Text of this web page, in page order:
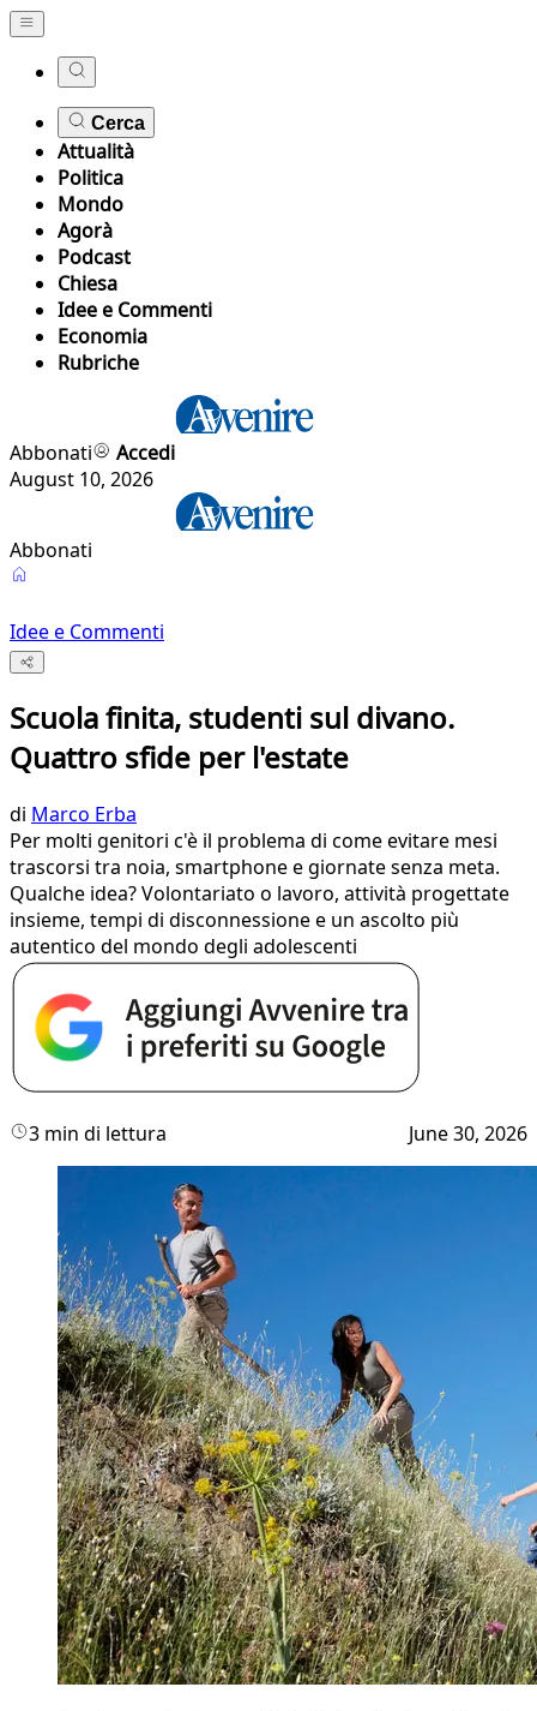
Cerca
Attualità
Politica
Mondo
Agorà
Podcast
Chiesa
Idee e Commenti
Economia
Rubriche
Abbonati
Accedi
August 10, 2026
Abbonati
Idee e Commenti
Scuola finita, studenti sul divano.
Quattro sfide per l'estate
di Marco Erba
Per molti genitori c'è il problema di come evitare mesi
trascorsi tra noia, smartphone e giornate senza meta.
Qualche idea? Volontariato o lavoro, attività progettate
insieme, tempi di disconnessione e un ascolto più
autentico del mondo degli adolescenti
3 min di lettura June 30, 2026